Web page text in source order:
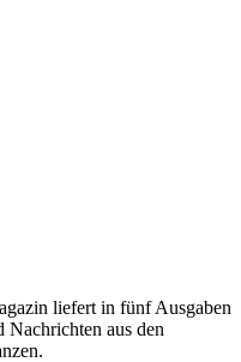
liefert in fünf Ausgaben
aus den